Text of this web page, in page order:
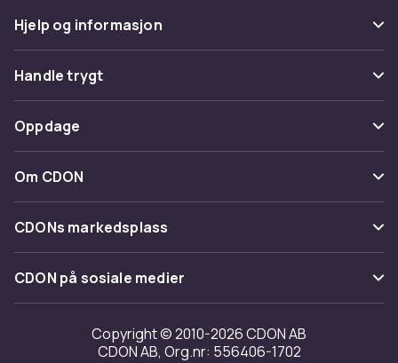
Hjelp og informasjon
Vanlige spørsmål
Spor pakke
Angre & returner her
Kontakt oss
Handle trygt
Betaling
Levering
Tilbakekallinger
Oppdage
Kategorier
Varemerker
Om CDON
Om oss
Kundeanmeldelser
Jobbe på CDON
Investor relations
CDONs markedsplass
Merchant Help Center
CDON på sosiale medier
Copyright © 2010-2026 CDON AB
CDON AB, Org.nr: 556406-1702